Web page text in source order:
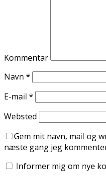
Kommentar
Navn *
E-mail *
Websted
Gem mit navn, mail og
næste gang jeg
Informer mig om nye